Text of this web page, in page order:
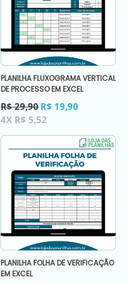
PLANILHA FLUXOGRAMA VERTICAL
DE PROCESSO EM EXCEL
Preço
normal
R$ 29,90 R$ 19,90
4X R$ 5,52
PLANILHA FOLHA DE VERIFICAÇÃO
EM EXCEL